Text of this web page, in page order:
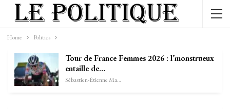
Home Politics
Tour de France Femmes 2026 : l’monstrueux
entaille de…
Sébastien-Étienne Marechal